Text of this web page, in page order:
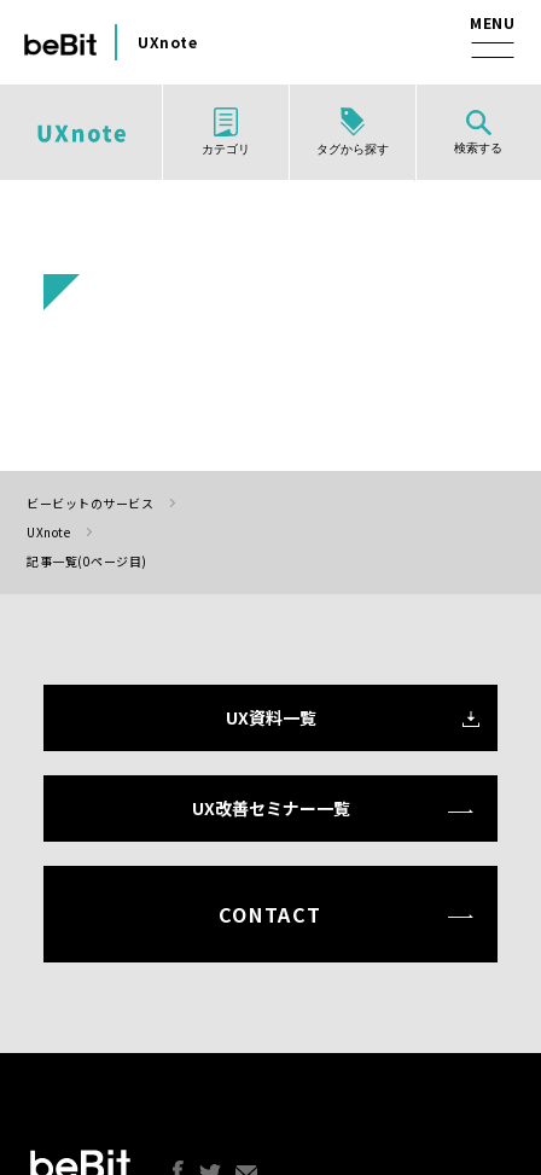
UXnote
カテゴリ タグから探す 検索する
ビービットのサービス
UXnote
記事一覧(0ページ目)
UX資料一覧
UX改善セミナー一覧
CONTACT